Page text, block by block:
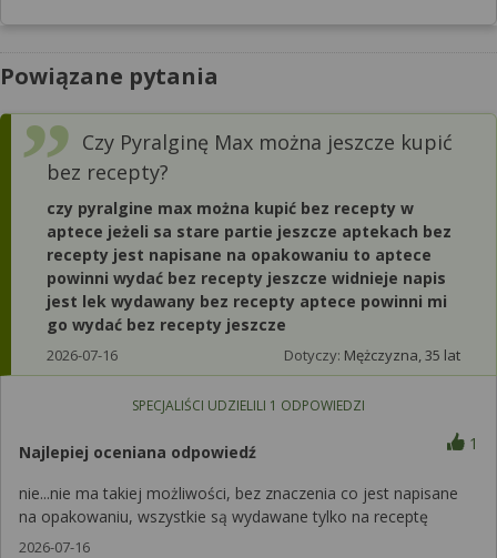
Powiązane pytania
Czy Pyralginę Max można jeszcze kupić
bez recepty?
czy pyralgine max można kupić bez recepty w
aptece jeżeli sa stare partie jeszcze aptekach bez
recepty jest napisane na opakowaniu to aptece
powinni wydać bez recepty jeszcze widnieje napis
jest lek wydawany bez recepty aptece powinni mi
go wydać bez recepty jeszcze
2026-07-16 Dotyczy: Mężczyzna, 35 lat
SPECJALIŚCI UDZIELILI 1 ODPOWIEDZI
Najlepiej oceniana odpowiedź 1
nie...nie ma takiej możliwości, bez znaczenia co jest napisane
na opakowaniu, wszystkie są wydawane tylko na receptę
2026-07-16